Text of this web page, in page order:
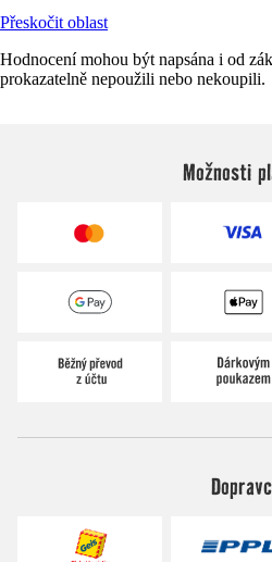
Přeskočit oblast
Hodnocení mohou být napsána i od
prokazatelně nepoužili nebo nekoupili.
Možnosti